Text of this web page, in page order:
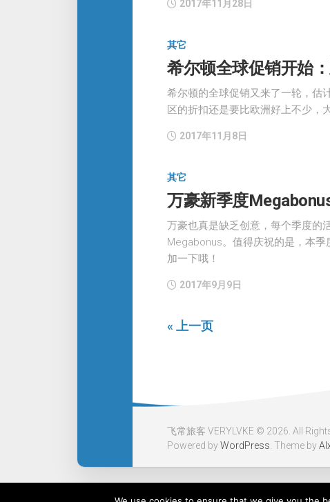
2017年11月28日
其它
希尔顿全球促销开始
希尔顿的全球促销又来了一轮，估
区的折扣还是要比欧洲好上不少，
2017年11月8日
其它
万豪新季度
万豪也真是缺乏创意，每个季度的
Megabonus。值得庆祝的是，本季
加一下哦！
2017年9月9日
« 上一页
飞常旅客 VERYLVKE © 2026. All
Powered byWordPress . Theme by